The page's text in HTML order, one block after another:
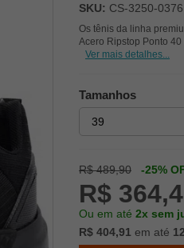
SKU: CS-3250-0376
Os tênis da linha
Acero Ripstop Ponto
Ver mais detalhes...
Tamanhos
R$ 489,90 -25%
R$
Ou em até 2x sem
R$ 404,91 em até